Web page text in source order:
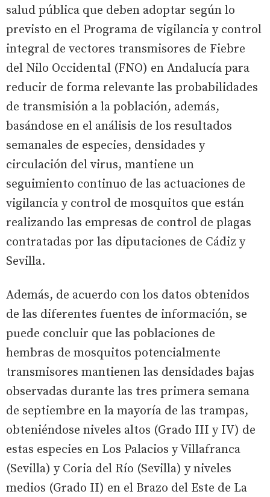
salud pública que deben adoptar según lo
previsto en el Programa de vigilancia y control
integral de vectores transmisores de Fiebre
del Nilo Occidental (FNO) en Andalucía para
reducir de forma relevante las probabilidades
de transmisión a la población, además,
basándose en el análisis de los resultados
semanales de especies, densidades y
circulación del virus, mantiene un
seguimiento continuo de las actuaciones de
vigilancia y control de mosquitos que están
realizando las empresas de control de plagas
contratadas por las diputaciones de Cádiz y
Sevilla.
Además, de acuerdo con los datos obtenidos
de las diferentes fuentes de información, se
puede concluir que las poblaciones de
hembras de mosquitos potencialmente
transmisores mantienen las densidades bajas
observadas durante las tres primera semana
de septiembre en la mayoría de las trampas,
obteniéndose niveles altos (Grado III y IV) de
estas especies en Los Palacios y Villafranca
(Sevilla) y Coria del Río (Sevilla) y niveles
medios (Grado II) en el Brazo del Este de La